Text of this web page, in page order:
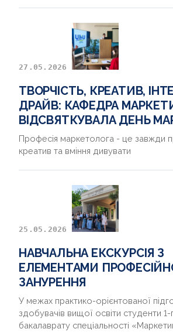
27.05.2026
ТВОРЧІСТЬ, КРЕАТИВ,
ДРАЙВ: КАФЕДРА
ВІДСВЯТКУВАЛА ДЕНЬ
Професія маркетолога - це завжди
креатив та вміння дивувати
25.05.2026
НАВЧАЛЬНА ЕКСКУРСІЯ З
ЕЛЕМЕНТАМИ
ЗАНУРЕННЯ
У межах практико-орієнтованої
здобувачів вищої освіти студенти 1-
бакалаврату спеціальності